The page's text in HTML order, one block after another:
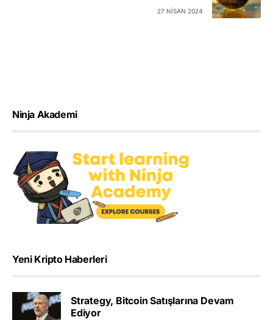
27 NISAN 2024
Ninja Akademi
Yeni Kripto Haberleri
Strategy, Bitcoin Satışlarına Devam
Ediyor